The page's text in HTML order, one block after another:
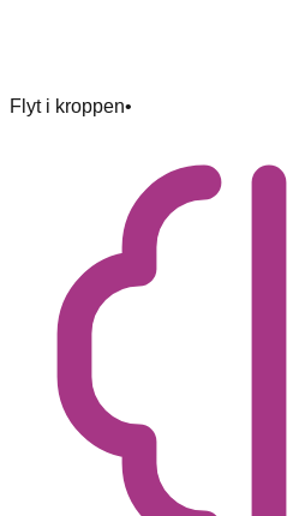
Flyt i kroppen•